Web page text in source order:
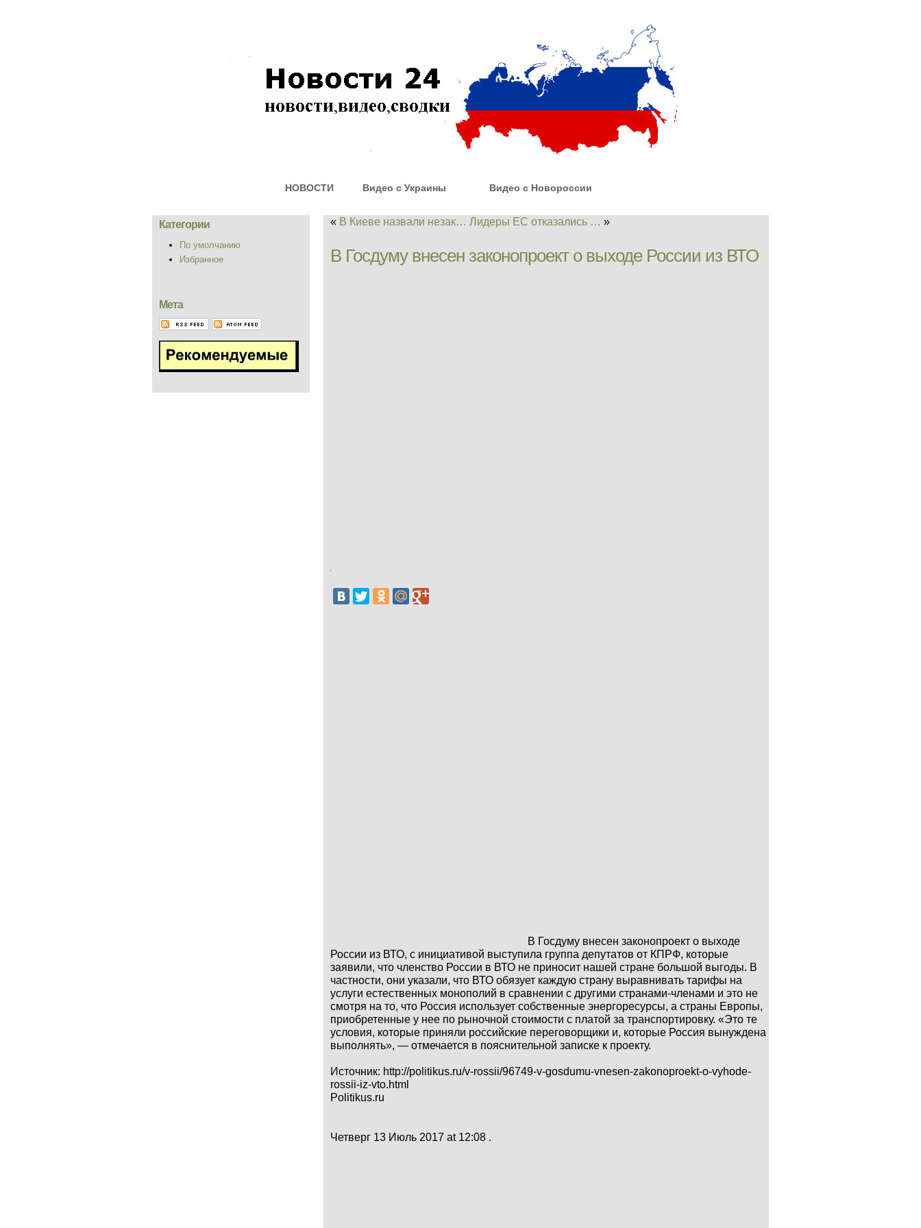
НОВОСТИ Видео с Украины Видео с Новороссии
Категории
По умолчанию
Избранное
Мета
« В Киеве назвали незак… Лидеры ЕС отказались … »
В Госдуму внесен законопроект о выходе России из ВТО
В Госдуму внесен законопроект о выходе
России из ВТО, c инициативой выступила группа депутатов от КПРФ, которые
заявили, что членство России в ВТО не приносит нашей стране большой выгоды. В
частности, они указали, что ВТО обязует каждую страну выравнивать тарифы на
услуги естественных монополий в сравнении с другими странами-членами и это не
смотря на то, что Россия использует собственные энергоресурсы, а страны Европы,
приобретенные у нее по рыночной стоимости с платой за транспортировку. «Это те
условия, которые приняли российские переговорщики и, которые Россия вынуждена
выполнять», — отмечается в пояснительной записке к проекту.
Источник: http://politikus.ru/v-rossii/96749-v-gosdumu-vnesen-zakonoproekt-o-vyhode-
rossii-iz-vto.html
Politikus.ru
Четверг 13 Июль 2017 at 12:08 .